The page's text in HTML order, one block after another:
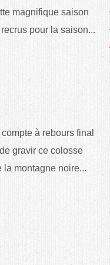
magnifique saison
pour la saison...
à rebours final
gravir ce colosse
montagne noire...